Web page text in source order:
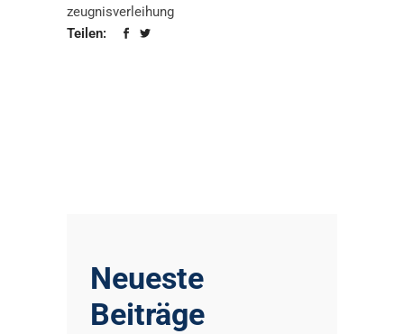
zeugnisverleihung
Teilen:
Neueste
Beiträge